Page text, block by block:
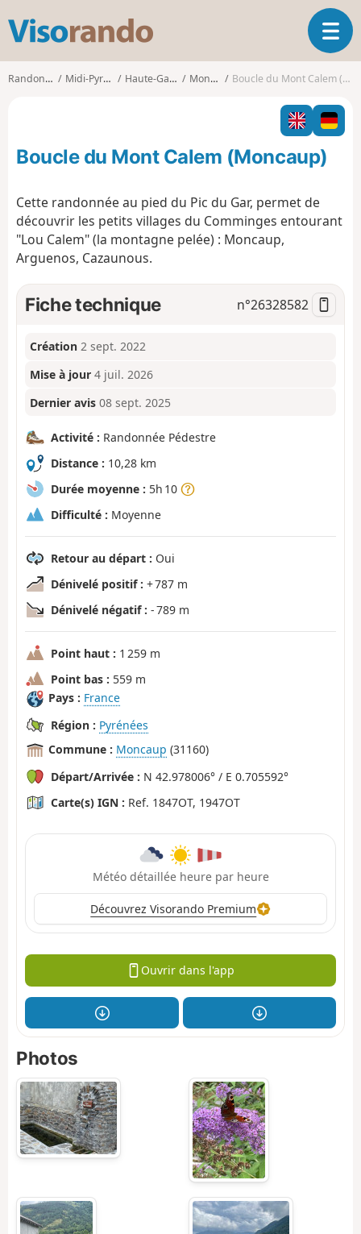
s
o
o
O
u
i
r
l
i
i
o
Randonnées Midi-Pyrénées Haute-Garonne Moncaup Boucle du Mont Calem (Moncaup)
Boucle du Mont Calem (Moncaup)
Cette randonnée au pied du Pic du Gar, permet de
découvrir les petits villages du Comminges entourant
"Lou Calem" (la montagne pelée) : Moncaup,
Arguenos, Cazaunous.
Fiche technique n°26328582
Création 2 sept. 2022
Mise à jour 4 juil. 2026
Dernier avis 08 sept. 2025
Activité : Randonnée Pédestre
Distance : 10,28 km
Durée moyenne : 5h 10
Difficulté : Moyenne
Retour au départ : Oui
Dénivelé positif : + 787 m
Dénivelé négatif : - 789 m
Point haut : 1 259 m
Point bas : 559 m
Pays : France
Région : Pyrénées
Commune : Moncaup (31160)
Départ/Arrivée : N 42.978006° / E 0.705592°
Carte(s) IGN : Ref. 1847OT, 1947OT
Météo détaillée heure par heure
Découvrez Visorando Premium
Ouvrir dans l'app
Photos